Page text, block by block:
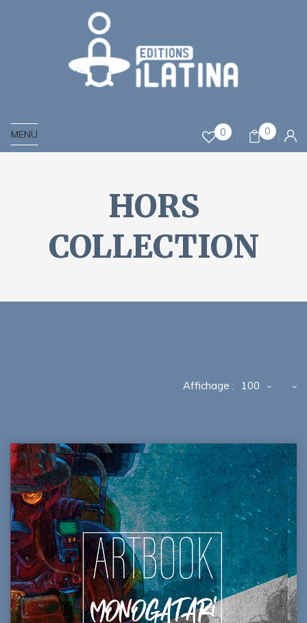
MENU 0 0
HORS
COLLECTION
Affichage : 100